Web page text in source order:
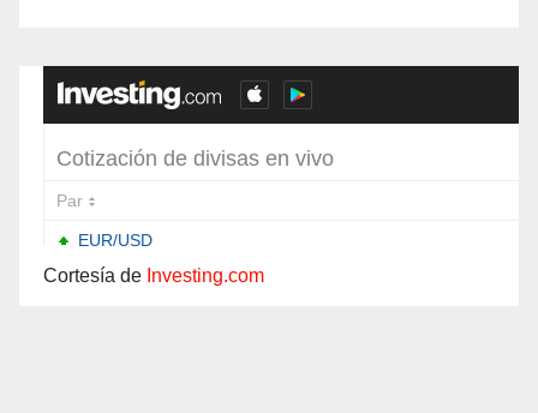
Cortesía de Investing.com